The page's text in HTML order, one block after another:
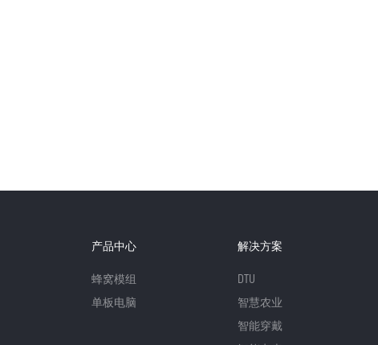
产品中心
蜂窝模组
单板电脑
解决方案
DTU
智慧农业
智能穿戴